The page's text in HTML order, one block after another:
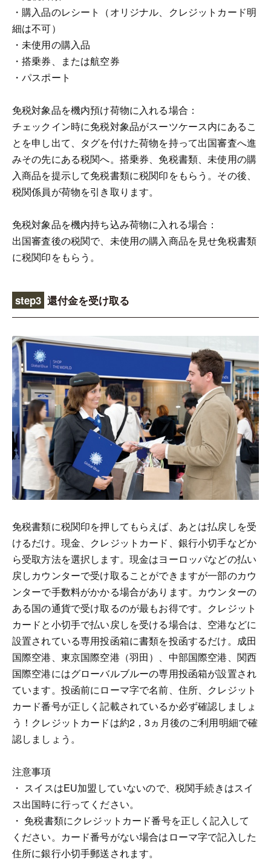
・購入品のレシート（オリジナル、クレジットカード明
細は不可）
・未使用の購入品
・搭乗券、または航空券
・パスポート
免税対象品を機内預け荷物に入れる場合：
チェックイン時に免税対象品がスーツケース内にあるこ
とを申し出て、タグを付けた荷物を持って出国審査へ進
みその先にある税関へ。搭乗券、免税書類、未使用の購
入商品を提示して免税書類に税関印をもらう。その後、
税関係員が荷物を引き取ります。
免税対象品を機内持ち込み荷物に入れる場合：
出国審査後の税関で、未使用の購入商品を見せ免税書類
に税関印をもらう。
step3 還付金を受け取る
免税書類に税関印を押してもらえば、あとは払戻しを受
けるだけ。現金、クレジットカード、銀行小切手などか
ら受取方法を選択します。現金はヨーロッパなどの払い
戻しカウンターで受け取ることができますが一部のカウ
ンターで手数料がかかる場合があります。カウンターの
ある国の通貨で受け取るのが最もお得です。クレジット
カードと小切手で払い戻しを受ける場合は、空港などに
設置されている専用投函箱に書類を投函するだけ。成田
国際空港、東京国際空港（羽田）、中部国際空港、関西
国際空港にはグローバルブルーの専用投函箱が設置され
ています。投函前にローマ字で名前、住所、クレジット
カード番号が正しく記載されているか必ず確認しましょ
う！クレジットカードは約2，3ヵ月後のご利用明細で確
認しましょう。
注意事項
・ スイスはEU加盟していないので、税関手続きはスイ
ス出国時に行ってください。
・ 免税書類にクレジットカード番号を正しく記入して
ください。カード番号がない場合はローマ字で記入した
住所に銀行小切手郵送されます。